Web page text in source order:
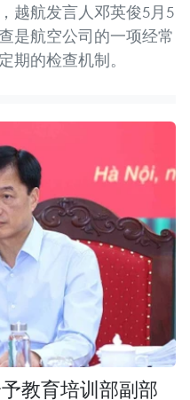
越航发言人邓英俊5月5
是航空公司的一项经常
期的检查机制。
教育培训部副部